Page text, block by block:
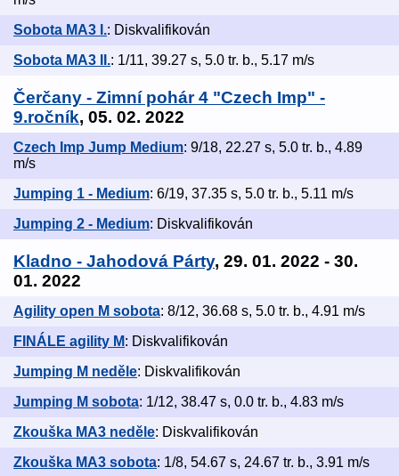
Sobota MA3 I.: Diskvalifikován
Sobota MA3 II.: 1/11, 39.27 s, 5.0 tr. b., 5.17 m/s
Čerčany - Zimní pohár 4 "Czech Imp" -
9.ročník, 05. 02. 2022
Czech Imp Jump Medium: 9/18, 22.27 s, 5.0 tr. b., 4.89
m/s
Jumping 1 - Medium: 6/19, 37.35 s, 5.0 tr. b., 5.11 m/s
Jumping 2 - Medium: Diskvalifikován
Kladno - Jahodová Párty, 29. 01. 2022 - 30.
01. 2022
Agility open M sobota: 8/12, 36.68 s, 5.0 tr. b., 4.91 m/s
FINÁLE agility M: Diskvalifikován
Jumping M neděle: Diskvalifikován
Jumping M sobota: 1/12, 38.47 s, 0.0 tr. b., 4.83 m/s
Zkouška MA3 neděle: Diskvalifikován
Zkouška MA3 sobota: 1/8, 54.67 s, 24.67 tr. b., 3.91 m/s